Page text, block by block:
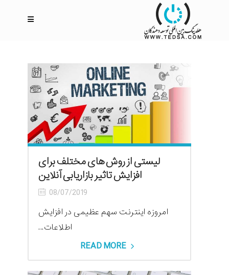
لیستی از روش های مختلف برای
افزایش تاثیر بازاریابی آنلاین
08/07/2019
امروزه اینترنت سهم عظیمی در افزایش
اطلاعات...
READ MORE